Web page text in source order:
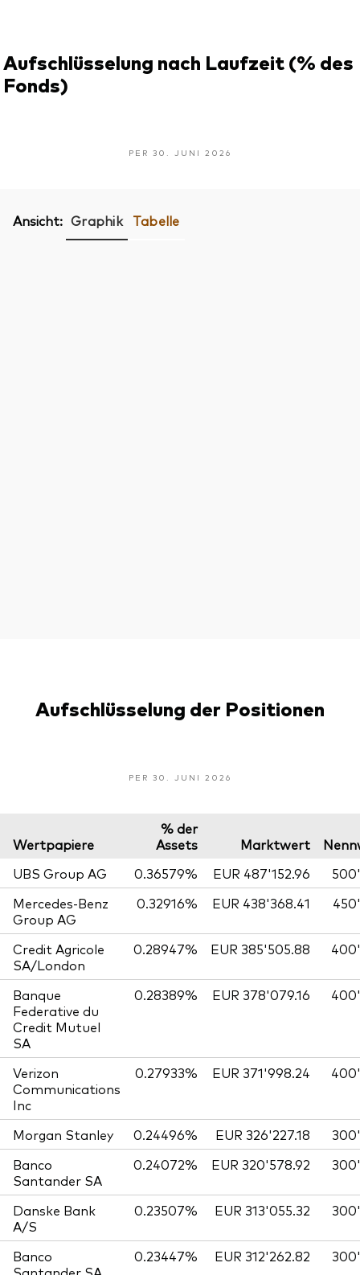
Aufschlüsselung nach Laufzeit (% des
Fonds)
PER 30. JUNI 2026
Ansicht: Graphik Tabelle
Aufschlüsselung der Positionen
PER 30. JUNI 2026
Wertpapiere
% der
Assets
Marktwert
UBS Group AG
0.36579% EUR 487'152.96
Mercedes-Benz
Group AG
0.32916% EUR 438'368.41
Credit Agricole
SA/London
0.28947% EUR 385'505.88
Banque
Federative du
Credit Mutuel
SA
0.28389% EUR 378'079.16
Verizon
Communications
Inc
0.27933% EUR 371'998.24
Morgan Stanley 0.24496% EUR 326'227.18
Banco
Santander SA
0.24072% EUR 320'578.92
Danske Bank
A/S
0.23507% EUR 313'055.32
Banco
Santander SA
0.23447% EUR 312'262.82